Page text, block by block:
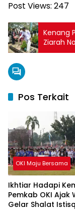
Post Views: 247
Kenang
Ziarah
Pos Terkait
OKI Maju Bersama
Ikhtiar Hadapi
Pemkab OKI Ajak
Gelar Shalat